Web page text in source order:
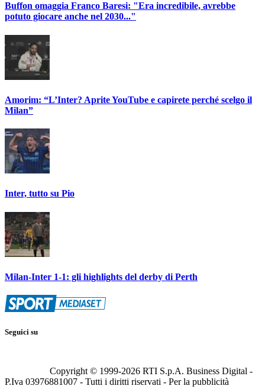
Buffon omaggia Franco Baresi: "Era incredibile, avrebbe
potuto giocare anche nel 2030..."
Amorim: “L’Inter? Aprite YouTube e capirete perché scelgo il
Milan”
Inter, tutto su Pio
Milan-Inter 1-1: gli highlights del derby di Perth
Seguici su
Copyright © 1999-2026 RTI S.p.A. Business Digital -
P.Iva 03976881007 - Tutti i diritti riservati - Per la pubblicità